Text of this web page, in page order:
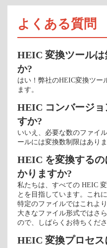
よくある質問
HEIC 変換ツール
か?
はい！弊社のHEIC変換ツー
ます。
HEIC コンバージョ
すか?
いいえ、必要な数のファイ
ールには変換数制限はありま
HEIC を変換する
かりますか?
私たちは、すべての HEIC
とを目指しています。これ
特定のファイルではこれよ
大きなファイル形式ではさ
ので、しばらくお待ちくださ
HEIC 変換プロセ